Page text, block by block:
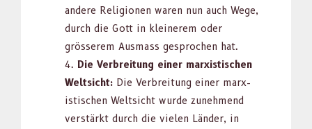
andere Reli­gio­nen waren nun auch Wege,
durch die Gott in kleinerem oder
grösserem Aus­mass gesprochen hat.
Die Ver­bre­itung ein­er marx­is­tis­chen
Welt­sicht: Die Ver­bre­itung ein­er marx­
is­tis­chen Welt­sicht wurde zunehmend
ver­stärkt durch die vie­len Län­der, in